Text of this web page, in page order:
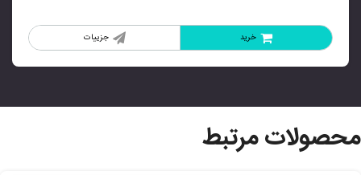
جزییات خرید
محصولات مرتبط